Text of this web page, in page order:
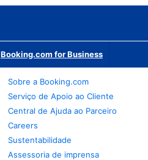
Booking.com for Business
Sobre a Booking.com
Serviço de Apoio ao Cliente
Central de Ajuda ao Parceiro
Careers
Sustentabilidade
Assessoria de imprensa